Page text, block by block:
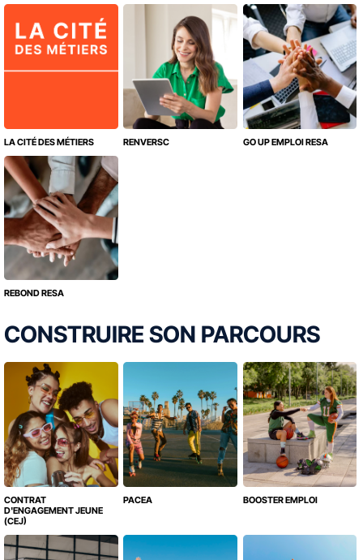
LA CITÉ DES MÉTIERS RENVERSC GO UP EMPLOI RESA
REBOND RESA
CONSTRUIRE SON PARCOURS
CONTRAT
D'ENGAGEMENT JEUNE
(CEJ)
PACEA BOOSTER EMPLOI